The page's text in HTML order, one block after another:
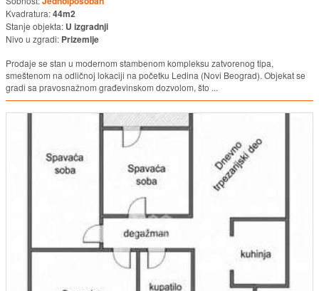
Kvadratura:44m2
Stanje objekta: U izgradnji
Nivo u zgradi: Prizemlje
Prodaje se stan u modernom stambenom kompleksu zatvorenog tipa,
smeštenom na odličnoj lokaciji na početku Ledina (Novi Beograd). Objekat se
gradi sa pravosnažnom građevinskom dozvolom, što ...